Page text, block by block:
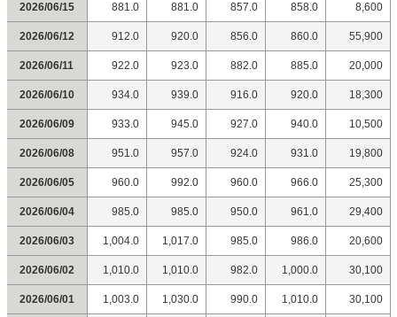
2026/06/15 881.0 881.0 857.0 858.0 8,600
2026/06/12 912.0 920.0 856.0 860.0 55,900
2026/06/11 922.0 923.0 882.0 885.0 20,000
2026/06/10 934.0 939.0 916.0 920.0 18,300
2026/06/09 933.0 945.0 927.0 940.0 10,500
2026/06/08 951.0 957.0 924.0 931.0 19,800
2026/06/05 960.0 992.0 960.0 966.0 25,300
2026/06/04 985.0 985.0 950.0 961.0 29,400
2026/06/03 1,004.0 1,017.0 985.0 986.0 20,600
2026/06/02 1,010.0 1,010.0 982.0 1,000.0 30,100
2026/06/01 1,003.0 1,030.0 990.0 1,010.0 30,100